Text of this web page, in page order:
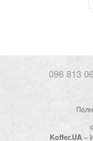
096 813
Koffer.UA–